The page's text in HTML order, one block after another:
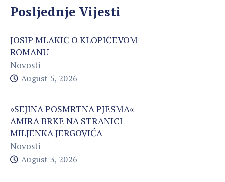
Posljednje Vijesti
JOSIP MLAKIĆ O KLOPIĆEVOM
ROMANU
Novosti
August 5, 2026
»SEJINA POSMRTNA PJESMA«
AMIRA BRKE NA STRANICI
MILJENKA JERGOVIĆA
Novosti
August 3, 2026